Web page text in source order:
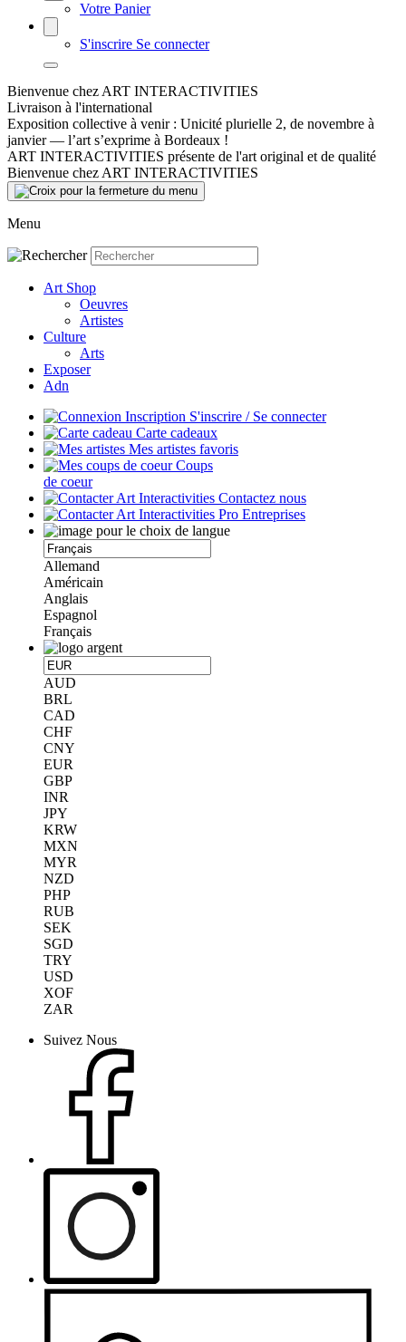
Votre Panier
S'inscrire Se connecter
Bienvenue chez ART INTERACTIVITIES
Livraison à l'international
Exposition collective à venir : Unicité plurielle 2, de novembre à
janvier — l’art s’exprime à Bordeaux !
ART INTERACTIVITIES présente de l'art original et de qualité
Bienvenue chez ART INTERACTIVITIES
Menu
Art Shop
Oeuvres
Artistes
Culture
Arts
Exposer
Adn
S'inscrire / Se connecter
Carte cadeaux
Mes artistes favoris
Coups
de coeur
Contactez nous
Entreprises
Allemand
Américain
Anglais
Espagnol
Français
AUD
BRL
CAD
CHF
CNY
EUR
GBP
INR
JPY
KRW
MXN
MYR
NZD
PHP
RUB
SEK
SGD
TRY
USD
XOF
ZAR
Suivez Nous